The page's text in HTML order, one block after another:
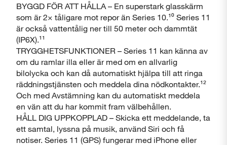
BYGGD FÖR ATT HÅLLA – En superstark glasskärm
som är 2× tåligare mot repor än Series 10.¹⁰ Series 11
är också vattentålig ner till 50 meter och dammtät
(IP6X).¹¹
TRYGGHETSFUNKTIONER – Series 11 kan känna av
om du ramlar illa eller är med om en allvarlig
bilolycka och kan då automatiskt hjälpa till att ringa
räddningstjänsten och meddela dina nödkontakter.¹²
Och med Avstämning kan du automatiskt meddela
en vän att du har kommit fram välbehållen.
HÅLL DIG UPPKOPPLAD – Skicka ett meddelande, ta
ett samtal, lyssna på musik, använd Siri och få
notiser. Series 11 (GPS) fungerar med iPhone eller